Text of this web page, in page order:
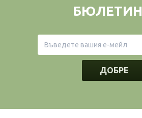
БЮЛЕТИН
ДОБРЕ